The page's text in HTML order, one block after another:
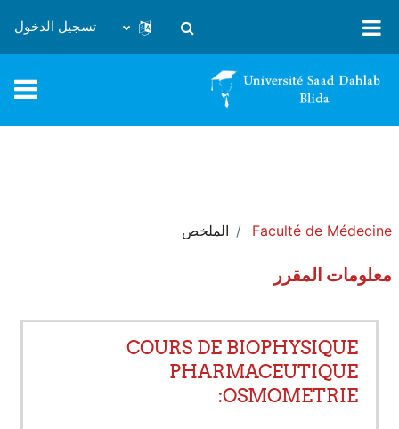
تبديل إدخال البحث
تسجيل الدخول
Faculté de Médecine الملخص
معلومات المقرر
COURS DE BIOPHYSIQUE
PHARMACEUTIQUE
:OSMOMETRIE